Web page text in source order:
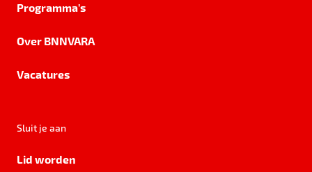
Programma's
Over BNNVARA
Vacatures
Sluit je aan
Lid worden